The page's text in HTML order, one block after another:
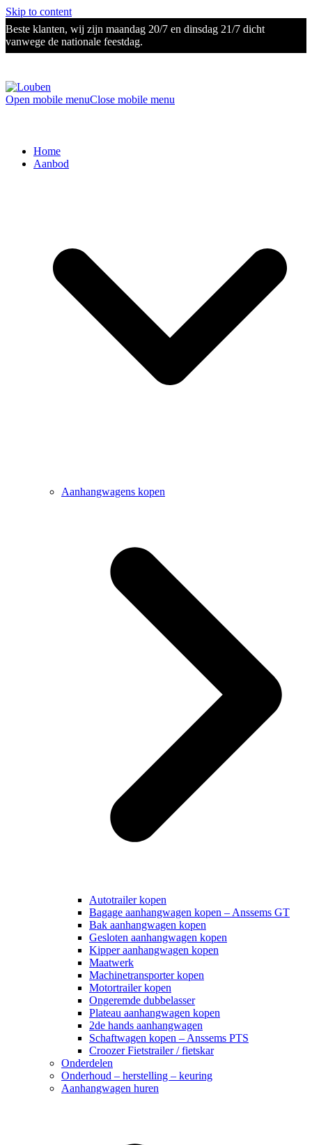
Skip to content
Beste klanten, wij zijn maandag 20/7 en dinsdag 21/7 dicht
vanwege de nationale feestdag.
Open mobile menuClose mobile menu
Home
Aanbod
Aanhangwagens kopen
Autotrailer kopen
Bagage aanhangwagen kopen – Anssems GT
Bak aanhangwagen kopen
Gesloten aanhangwagen kopen
Kipper aanhangwagen kopen
Maatwerk
Machinetransporter kopen
Motortrailer kopen
Ongeremde dubbelasser
Plateau aanhangwagen kopen
2de hands aanhangwagen
Schaftwagen kopen – Anssems PTS
Croozer Fietstrailer / fietskar
Onderdelen
Onderhoud – herstelling – keuring
Aanhangwagen huren